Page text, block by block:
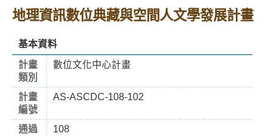
地理資訊數位典藏與空間人文學發展計畫
基本資料
計畫
類別
數位文化中心計畫
計畫
編號
AS-ASCDC-108-102
通過
108